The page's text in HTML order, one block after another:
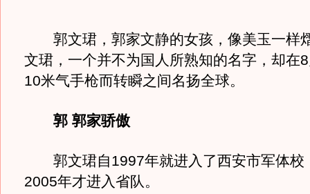
郭文珺，郭家文静的女孩，像美玉一样
文珺，一个并不为国人所熟知的名字，却在
10米气手枪而转瞬之间名扬全球。
郭 郭家骄傲
郭文珺自1997年就进入了西安市军体校
2005年才进入省队。